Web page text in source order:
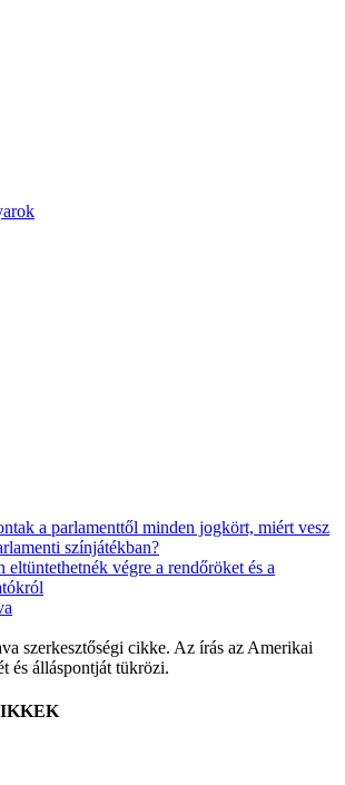
a parlamenttől minden jogkört, miért vesz
színjátékban?
eltüntethetnék végre a rendőröket és a
szerkesztőségi cikke. Az írás az Amerikai
és álláspontját tükrözi.